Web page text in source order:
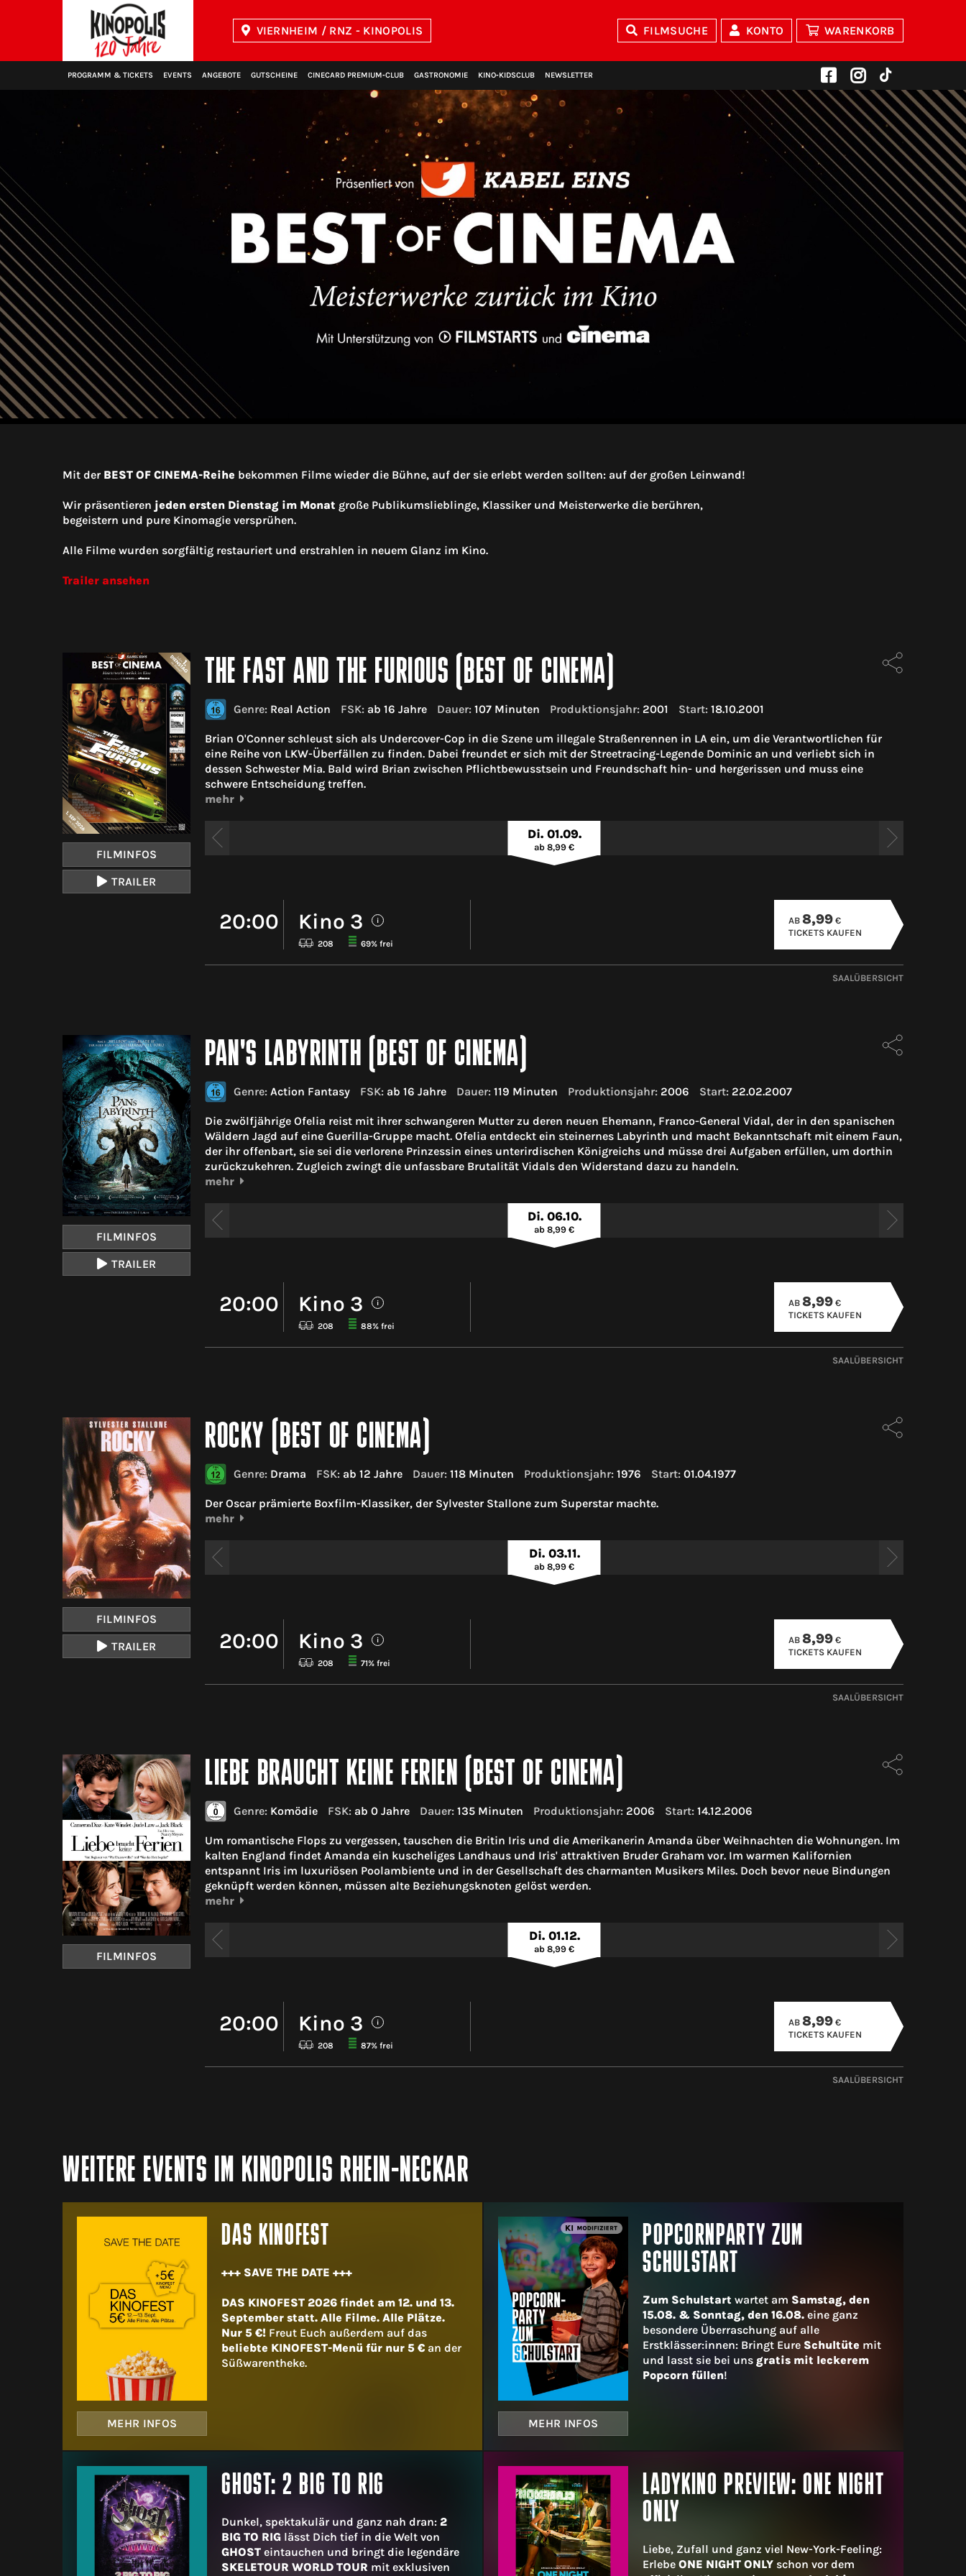
VIERNHEIM / RNZ - KINOPOLIS FILMSUCHE KONTO WARENKORB
PROGRAMM & TICKETS EVENTS ANGEBOTE GUTSCHEINE CINECARD PREMIUM‑CLUB GASTRONOMIE KINO‑KIDSCLUB NEWSLETTER
Mit der BEST OF CINEMA-Reihe bekommen Filme wieder die Bühne, auf der sie erlebt werden sollten: auf der großen Leinwand!
Wir präsentieren jeden ersten Dienstag im Monat große Publikumslieblinge, Klassiker und Meisterwerke die berühren,
begeistern und pure Kinomagie versprühen.
Alle Filme wurden sorgfältig restauriert und erstrahlen in neuem Glanz im Kino.
Trailer ansehen
FILMINFOS
TRAILER
THE FAST AND THE FURIOUS (BEST OF CINEMA)
Genre: Real Action FSK: ab 16 Jahre Dauer: 107 Minuten Produktionsjahr: 2001 Start: 18.10.2001
Brian O'Conner schleust sich als Undercover-Cop in die Szene um illegale Straßenrennen in LA ein, um die Verantwortlichen für
eine Reihe von LKW-Überfällen zu finden. Dabei freundet er sich mit der Streetracing-Legende Dominic an und verliebt sich in
dessen Schwester Mia. Bald wird Brian zwischen Pflichtbewusstsein und Freundschaft hin- und hergerissen und muss eine
schwere Entscheidung treffen.
mehr
Di. 01.09.
ab 8,99 €
20:00 Kino 3 i
208 69% frei
AB 8,99€
TICKETS KAUFEN
SAALÜBERSICHT
FILMINFOS
TRAILER
PAN'S LABYRINTH (BEST OF CINEMA)
Genre: Action Fantasy FSK: ab 16 Jahre Dauer: 119 Minuten Produktionsjahr: 2006 Start: 22.02.2007
Die zwölfjährige Ofelia reist mit ihrer schwangeren Mutter zu deren neuen Ehemann, Franco-General Vidal, der in den spanischen
Wäldern Jagd auf eine Guerilla-Gruppe macht. Ofelia entdeckt ein steinernes Labyrinth und macht Bekanntschaft mit einem Faun,
der ihr offenbart, sie sei die verlorene Prinzessin eines unterirdischen Königreichs und müsse drei Aufgaben erfüllen, um dorthin
zurückzukehren. Zugleich zwingt die unfassbare Brutalität Vidals den Widerstand dazu zu handeln.
mehr
Di. 06.10.
ab 8,99 €
20:00 Kino 3 i
208 88% frei
AB 8,99€
TICKETS KAUFEN
SAALÜBERSICHT
FILMINFOS
TRAILER
ROCKY (BEST OF CINEMA)
Genre: Drama FSK: ab 12 Jahre Dauer: 118 Minuten Produktionsjahr: 1976 Start: 01.04.1977
Der Oscar prämierte Boxfilm-Klassiker, der Sylvester Stallone zum Superstar machte.
mehr
Di. 03.11.
ab 8,99 €
20:00 Kino 3 i
208 71% frei
AB 8,99€
TICKETS KAUFEN
SAALÜBERSICHT
FILMINFOS
LIEBE BRAUCHT KEINE FERIEN (BEST OF CINEMA)
Genre: Komödie FSK: ab 0 Jahre Dauer: 135 Minuten Produktionsjahr: 2006 Start: 14.12.2006
Um romantische Flops zu vergessen, tauschen die Britin Iris und die Amerikanerin Amanda über Weihnachten die Wohnungen. Im
kalten England findet Amanda ein kuscheliges Landhaus und Iris' attraktiven Bruder Graham vor. Im warmen Kalifornien
entspannt Iris im luxuriösen Poolambiente und in der Gesellschaft des charmanten Musikers Miles. Doch bevor neue Bindungen
geknüpft werden können, müssen alte Beziehungsknoten gelöst werden.
mehr
Di. 01.12.
ab 8,99 €
20:00 Kino 3 i
208 87% frei
AB 8,99€
TICKETS KAUFEN
SAALÜBERSICHT
WEITERE EVENTS IM KINOPOLIS RHEIN-NECKAR
MEHR INFOS
DAS KINOFEST
+++ SAVE THE DATE +++
DAS KINOFEST 2026 findet am 12. und 13.
September statt. Alle Filme. Alle Plätze.
Nur 5 €! Freut Euch außerdem auf das
beliebte KINOFEST-Menü für nur 5 € an der
Süßwarentheke.
MEHR INFOS
POPCORNPARTY ZUM
SCHULSTART
Zum Schulstart wartet am Samstag, den
15.08. & Sonntag, den 16.08.eine ganz
besondere Überraschung auf alle
Erstklässer:innen: Bringt Eure Schultüte mit
und lasst sie bei uns gratis mit leckerem
Popcorn füllen!
GHOST: 2 BIG TO RIG
Dunkel, spektakulär und ganz nah dran:2
BIG TO RIG lässt Dich tief in die Welt von
GHOSTeintauchen und bringt die legendäre
SKELETOUR WORLD TOUR mit exklusiven
LADYKINO PREVIEW: ONE NIGHT
ONLY
Liebe, Zufall und ganz viel New-York-Feeling:
ErlebeONE NIGHT ONLY schon vor dem